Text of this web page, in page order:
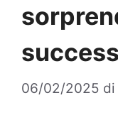
06/02/2025 di